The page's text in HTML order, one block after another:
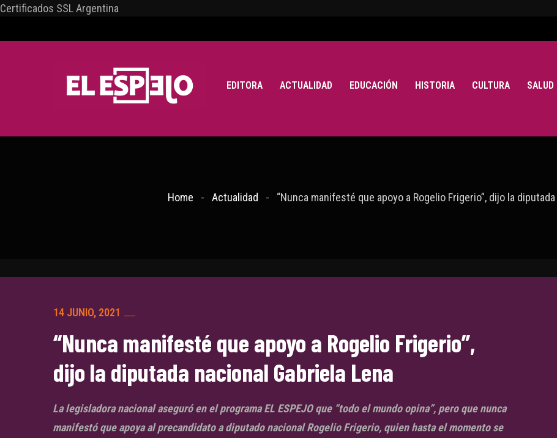
Certificados SSL Argentina
EDITORA ACTUALIDAD EDUCACIÓN HISTORIA CULTURA SALUD
Home Actualidad “Nunca manifesté que apoyo a Rogelio Frigerio”, dijo la
14 JUNIO, 2021
“Nunca manifesté que apoyo a Rogelio Frigerio”,
dijo la diputada nacional Gabriela Lena
La legisladora nacional aseguró en el programa EL ESPEJO que “todo el mundo opina”, pero que nunca
manifestó que apoya al precandidato a diputado nacional Rogelio Frigerio, quien hasta el momento se